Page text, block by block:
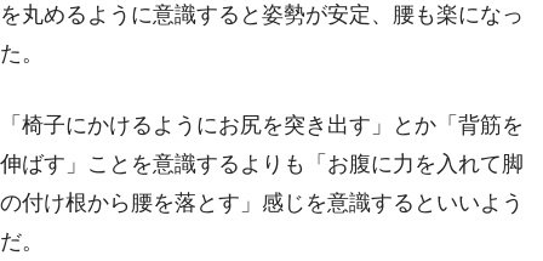
を丸めるように意識すると姿勢が安定、腰も楽になっ
た。
「椅子にかけるようにお尻を突き出す」とか「背筋を
伸ばす」ことを意識するよりも「お腹に力を入れて脚
の付け根から腰を落とす」感じを意識するといいよう
だ。